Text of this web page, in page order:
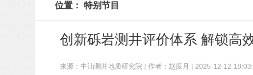
位置： 特别节目
创新砾岩测井评价体系 解锁高
来源：中油测井地质研究院 | 作者：赵振月 | 2025-12-12